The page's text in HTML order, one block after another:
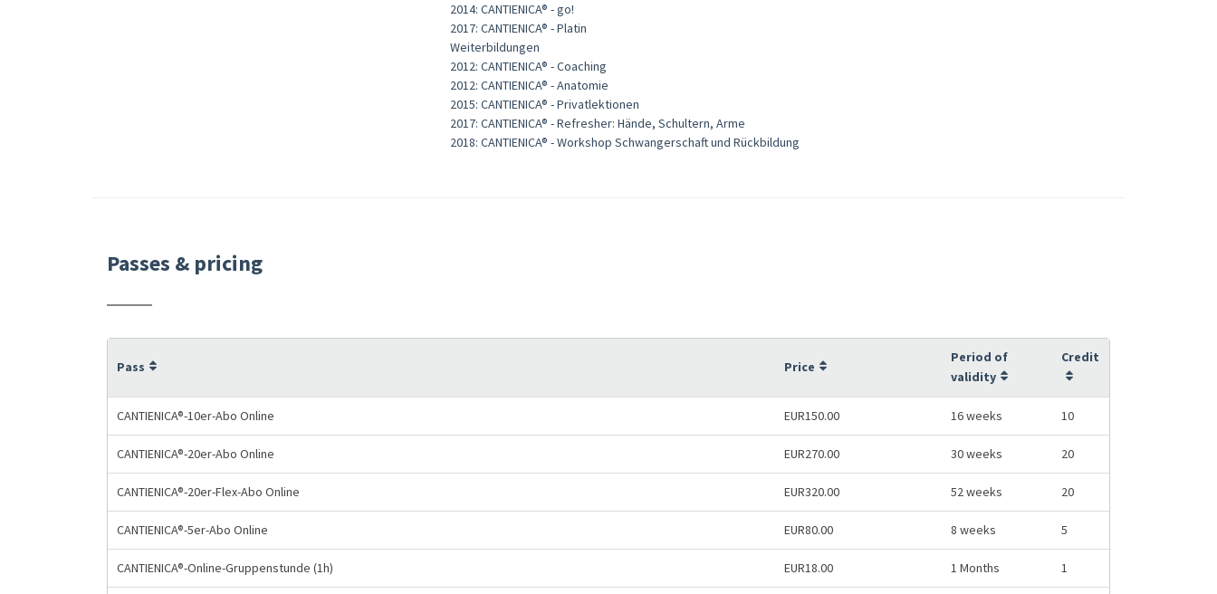
2014: CANTIENICA® - go!
2017: CANTIENICA® - Platin
Weiterbildungen
2012: CANTIENICA® - Coaching
2012: CANTIENICA® - Anatomie
2015: CANTIENICA® - Privatlektionen
2017: CANTIENICA® - Refresher: Hände, Schultern, Arme
2018: CANTIENICA® - Workshop Schwangerschaft und Rückbildung
Passes & pricing
Pass Price
Period of
validity
Credit
CANTIENICA®-10er-Abo Online EUR150.00 16 weeks 10
CANTIENICA®-20er-Abo Online EUR270.00 30 weeks 20
CANTIENICA®-20er-Flex-Abo Online EUR320.00 52 weeks 20
CANTIENICA®-5er-Abo Online EUR80.00 8 weeks 5
CANTIENICA®-Online-Gruppenstunde (1h) EUR18.00 1 Months 1